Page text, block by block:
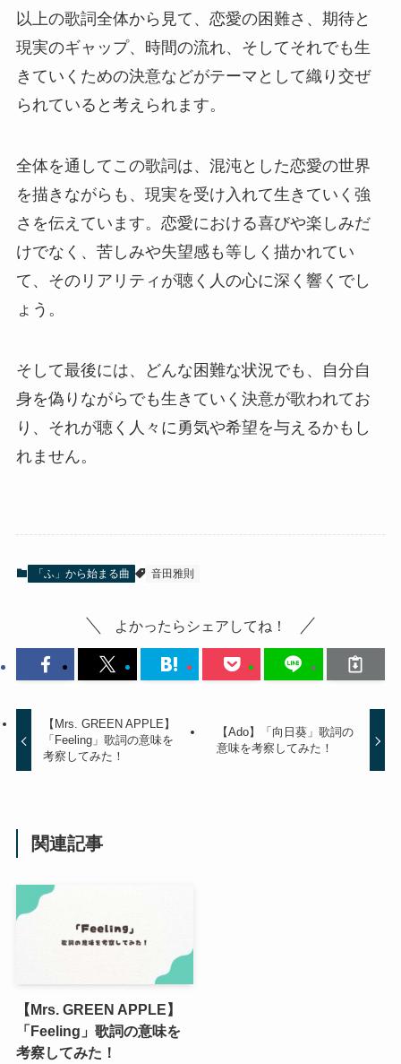
以上の歌詞全体から見て、恋愛の困難さ、期待と
現実のギャップ、時間の流れ、そしてそれでも生
きていくための決意などがテーマとして織り交ぜ
られていると考えられます。
全体を通してこの歌詞は、混沌とした恋愛の世界
を描きながらも、現実を受け入れて生きていく強
さを伝えています。恋愛における喜びや楽しみだ
けでなく、苦しみや失望感も等しく描かれてい
て、そのリアリティが聴く人の心に深く響くでし
ょう。
そして最後には、どんな困難な状況でも、自分自
身を偽りながらでも生きていく決意が歌われてお
り、それが聴く人々に勇気や希望を与えるかもし
れません。
「ふ」から始まる曲 音田雅則
よかったらシェアしてね！
【Mrs. GREEN APPLE】
「Feeling」歌詞の意味を
考察してみた！
【Ado】「向日葵」歌詞の
意味を考察してみた！
関連記事
【Mrs. GREEN APPLE】
「Feeling」歌詞の意味を
考察してみた！